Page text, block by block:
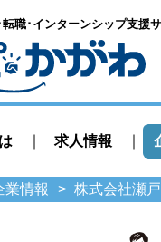
職･ インターンシップ支援
求人情報
業情報 株式会社瀬